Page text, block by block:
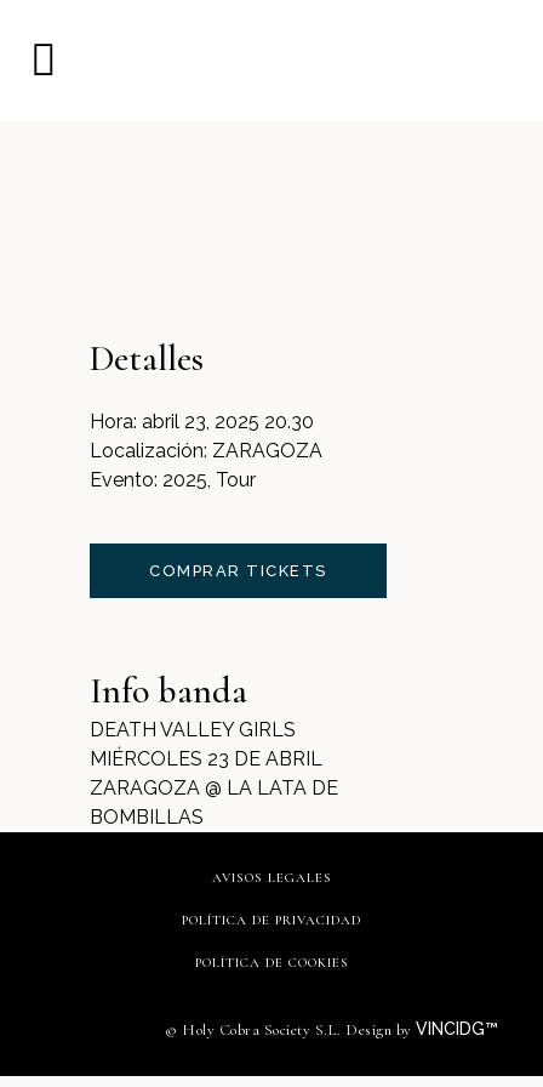
Detalles
Hora: abril 23, 2025 20.30
Localización: ZARAGOZA
Evento: 2025, Tour
COMPRAR TICKETS
Info banda
DEATH VALLEY GIRLS
MIÉRCOLES 23 DE ABRIL
ZARAGOZA @ LA LATA DE
BOMBILLAS
AVISOS LEGALES
POLÍTICA DE PRIVACIDAD
POLÍTICA DE COOKIES
© Holy Cobra Society S.L. Design by VINCIDG™